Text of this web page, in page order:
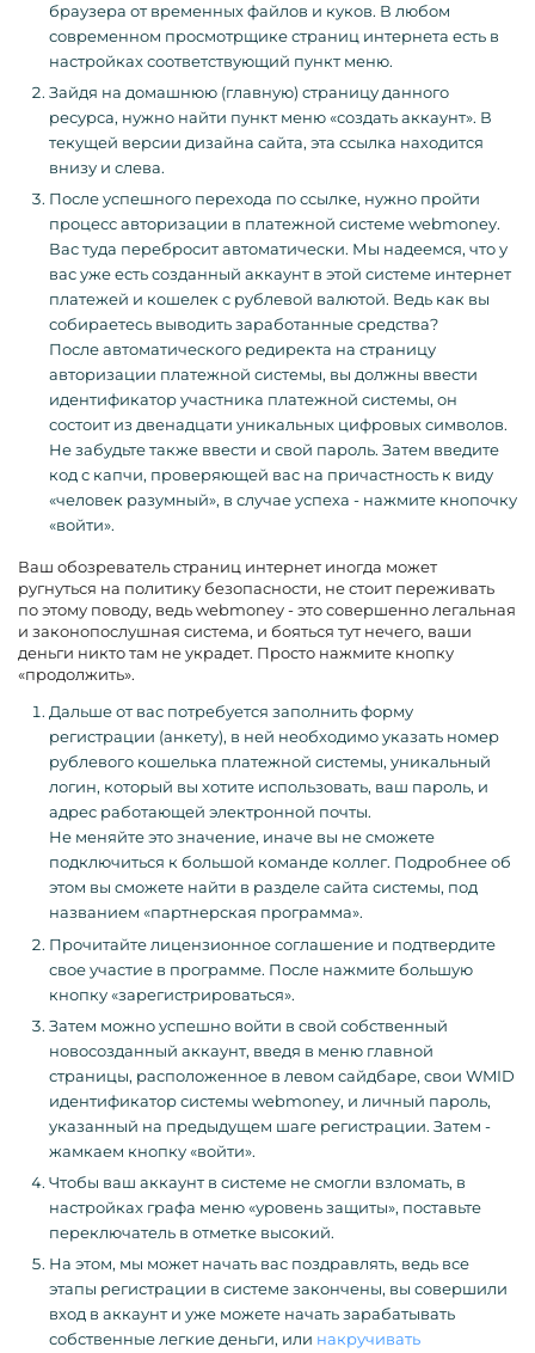
браузера от временных файлов и куков. В любом
современном просмотрщике страниц интернета есть в
настройках соответствующий пункт меню.
Зайдя на домашнюю (главную) страницу данного
ресурса, нужно найти пункт меню «создать аккаунт». В
текущей версии дизайна сайта, эта ссылка находится
внизу и слева.
После успешного перехода по ссылке, нужно пройти
процесс авторизации в платежной системе webmoney.
Вас туда перебросит автоматически. Мы надеемся, что у
вас уже есть созданный аккаунт в этой системе интернет
платежей и кошелек с рублевой валютой. Ведь как вы
собираетесь выводить заработанные средства?
После автоматического редиректа на страницу
авторизации платежной системы, вы должны ввести
идентификатор участника платежной системы, он
состоит из двенадцати уникальных цифровых символов.
Не забудьте также ввести и свой пароль. Затем введите
код с капчи, проверяющей вас на причастность к виду
«человек разумный», в случае успеха - нажмите кнопочку
«войти».
Ваш обозреватель страниц интернет иногда может
ругнуться на политику безопасности, не стоит переживать
по этому поводу, ведь webmoney - это совершенно легальная
и законопослушная система, и бояться тут нечего, ваши
деньги никто там не украдет. Просто нажмите кнопку
«продолжить».
Дальше от вас потребуется заполнить форму
регистрации (анкету), в ней необходимо указать номер
рублевого кошелька платежной системы, уникальный
логин, который вы хотите использовать, ваш пароль, и
адрес работающей электронной почты.
Не меняйте это значение, иначе вы не сможете
подключиться к большой команде коллег. Подробнее об
этом вы сможете найти в разделе сайта системы, под
названием «партнерская программа».
Прочитайте лицензионное соглашение и подтвердите
свое участие в программе. После нажмите большую
кнопку «зарегистрироваться».
Затем можно успешно войти в свой собственный
новосозданный аккаунт, введя в меню главной
страницы, расположенное в левом сайдбаре, свои WMID
идентификатор системы webmoney, и личный пароль,
указанный на предыдущем шаге регистрации. Затем -
жамкаем кнопку «войти».
Чтобы ваш аккаунт в системе не смогли взломать, в
настройках графа меню «уровень защиты», поставьте
переключатель в отметке высокий.
На этом, мы может начать вас поздравлять, ведь все
этапы регистрации в системе закончены, вы совершили
вход в аккаунт и уже можете начать зарабатывать
собственные легкие деньги, или накручивать